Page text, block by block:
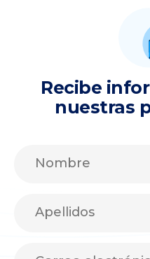
Recibe
nuestras